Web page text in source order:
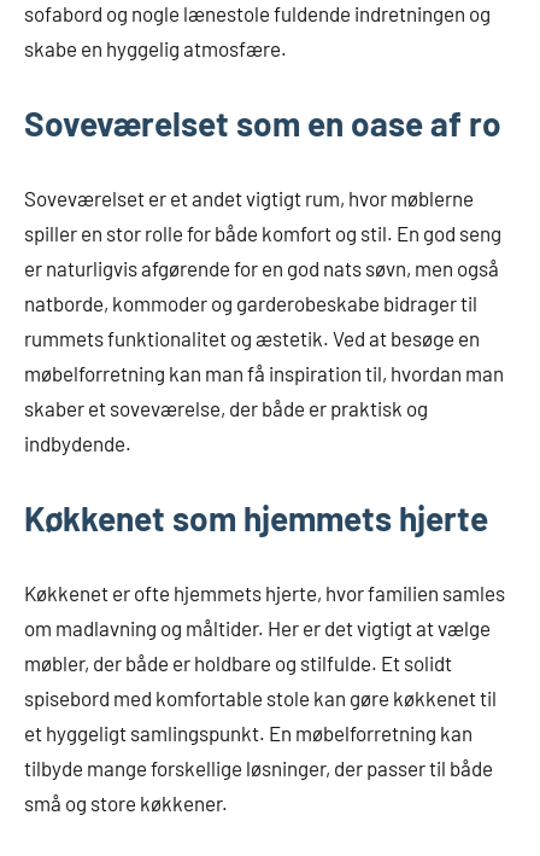
sofabord og nogle lænestole fuldende indretningen og
skabe en hyggelig atmosfære.
Soveværelset som en oase af ro
Soveværelset er et andet vigtigt rum, hvor møblerne
spiller en stor rolle for både komfort og stil. En god seng
er naturligvis afgørende for en god nats søvn, men også
natborde, kommoder og garderobeskabe bidrager til
rummets funktionalitet og æstetik. Ved at besøge en
møbelforretning kan man få inspiration til, hvordan man
skaber et soveværelse, der både er praktisk og
indbydende.
Køkkenet som hjemmets hjerte
Køkkenet er ofte hjemmets hjerte, hvor familien samles
om madlavning og måltider. Her er det vigtigt at vælge
møbler, der både er holdbare og stilfulde. Et solidt
spisebord med komfortable stole kan gøre køkkenet til
et hyggeligt samlingspunkt. En møbelforretning kan
tilbyde mange forskellige løsninger, der passer til både
små og store køkkener.